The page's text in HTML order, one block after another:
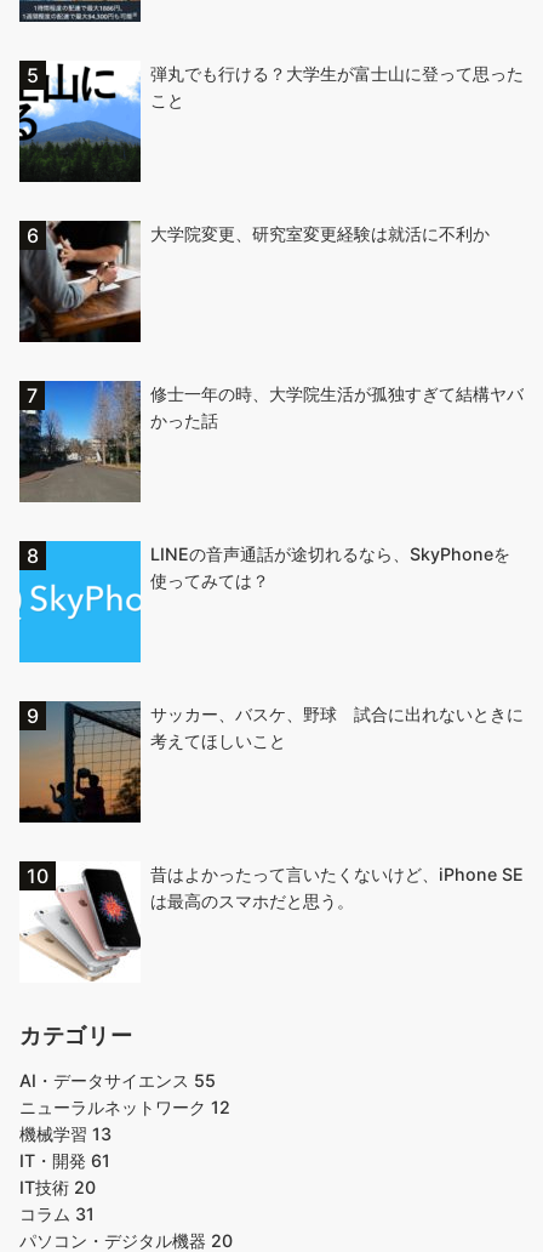
弾丸でも行ける？大学生が富士山に登って思った
こと
大学院変更、研究室変更経験は就活に不利か
修士一年の時、大学院生活が孤独すぎて結構ヤバ
かった話
LINEの音声通話が途切れるなら、SkyPhoneを
使ってみては？
サッカー、バスケ、野球 試合に出れないときに
考えてほしいこと
昔はよかったって言いたくないけど、iPhone SE
は最高のスマホだと思う。
カテゴリー
AI・データサイエンス 55
ニューラルネットワーク 12
機械学習 13
IT・開発 61
IT技術 20
コラム 31
パソコン・デジタル機器 20